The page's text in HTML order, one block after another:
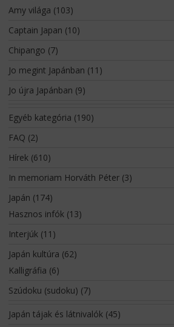
Amy világa (103)
Captain Japan (10)
Chipango (7)
Jo megint Japánban (11)
Jo újra Japánban (9)
Egyéb kategória (190)
FAQ (2)
Hírek(610)
In memoriam Horváth Péter(3)
Japán (174)
Hasznos infók(13)
Interjúk(11)
Japán kultúra (62)
Kalligráfia (6)
Szúdoku (sudoku) (7)
Japán tájak és látnivalók(45)